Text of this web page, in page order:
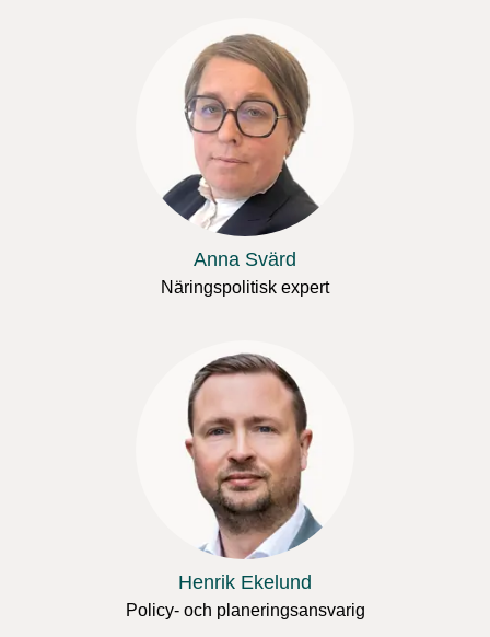
Anna Svärd
Näringspolitisk expert
Henrik Ekelund
Policy- och planeringsansvarig